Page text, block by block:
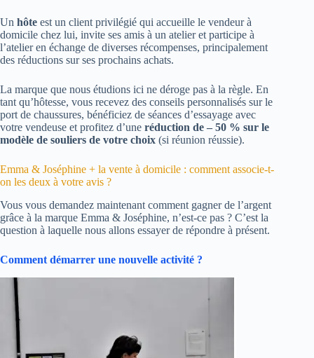
Un hôte est un client privilégié qui accueille le vendeur à
domicile chez lui, invite ses amis à un atelier et participe à
l’atelier en échange de diverses récompenses, principalement
des réductions sur ses prochains achats.
La marque que nous étudions ici ne déroge pas à la règle. En
tant qu’hôtesse, vous recevez des conseils personnalisés sur le
port de chaussures, bénéficiez de séances d’essayage avec
votre vendeuse et profitez d’une réduction de – 50 % sur le
modèle de souliers de votre choix (si réunion réussie).
Emma & Joséphine + la vente à domicile : comment associe-t-
on les deux à votre avis ?
Vous vous demandez maintenant comment gagner de l’argent
grâce à la marque Emma & Joséphine, n’est-ce pas ? C’est la
question à laquelle nous allons essayer de répondre à présent.
Comment démarrer une nouvelle activité ?